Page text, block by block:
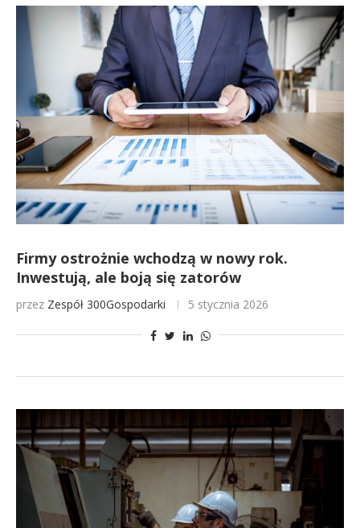
Firmy ostrożnie wchodzą w nowy rok.
Inwestują, ale boją się zatorów
przez Zespół 300Gospodarki 5 stycznia 2026